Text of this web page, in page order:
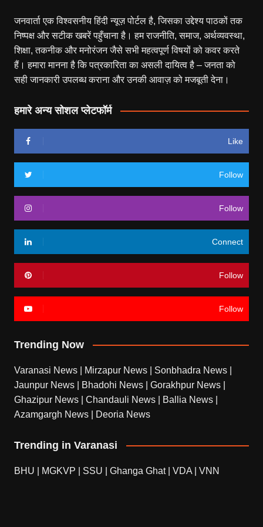
जनवार्ता एक विश्वसनीय हिंदी न्यूज़ पोर्टल है, जिसका उद्देश्य पाठकों तक
निष्पक्ष और सटीक खबरें पहुँचाना है। हम राजनीति, समाज, अर्थव्यवस्था,
शिक्षा, तकनीक और मनोरंजन जैसे सभी महत्वपूर्ण विषयों को कवर करते
हैं। हमारा मानना है कि पत्रकारिता का असली दायित्व है – जनता को
सही जानकारी उपलब्ध कराना और उनकी आवाज़ को मजबूती देना।
हमारे अन्य सोशल प्लेटफॉर्म
Like
Follow
Follow
Connect
Follow
Follow
Trending Now
Varanasi News Mirzapur News Sonbhadra News
Jaunpur News
Bhadohi News Gorakhpur News
Ghazipur News
Chandauli News Ballia News
Azamgargh News
Deoria News
Trending in Varanasi
BHU MGKVP SSU Ghanga Ghat| VDA VNN